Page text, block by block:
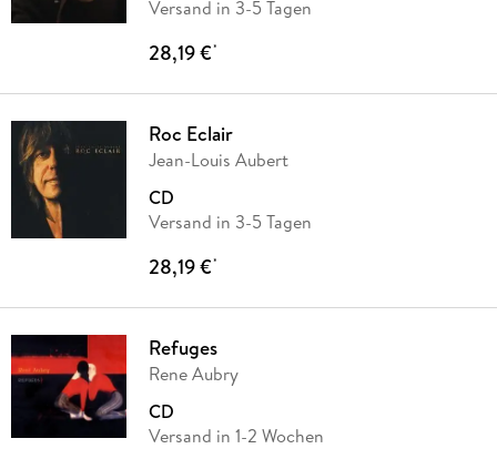
Versand in 3-5 Tagen
28,19 €*
Roc Eclair
Jean-Louis Aubert
CD
Versand in 3-5 Tagen
28,19 €*
Refuges
Rene Aubry
CD
Versand in 1-2 Wochen